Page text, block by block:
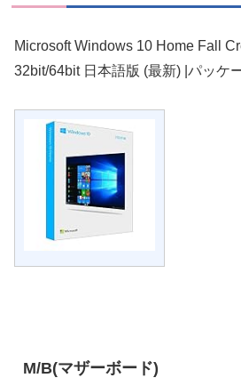
Microsoft Windows 10 Home Fall
32bit/64bit 日本語版 (最新) |パッケ
M/B(マザーボード)